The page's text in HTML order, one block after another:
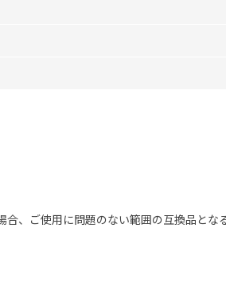
ご使用に問題のない範囲の互換品とな